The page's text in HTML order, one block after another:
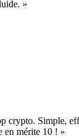
»
crypto. Simple,
en mérite 10 ! »